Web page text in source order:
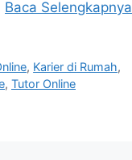
Baca Selengkapnya
, Karier di Rumah,
, Tutor Online